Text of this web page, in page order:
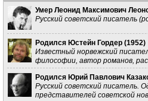
Умер Леонид Максимович
Русский советский писатель
Родился Юстейн Гордер (1952)
Известный норвежский
философии, автор романов,
Родился Юрий Павлович
Русский советский писатель.
представителей советской